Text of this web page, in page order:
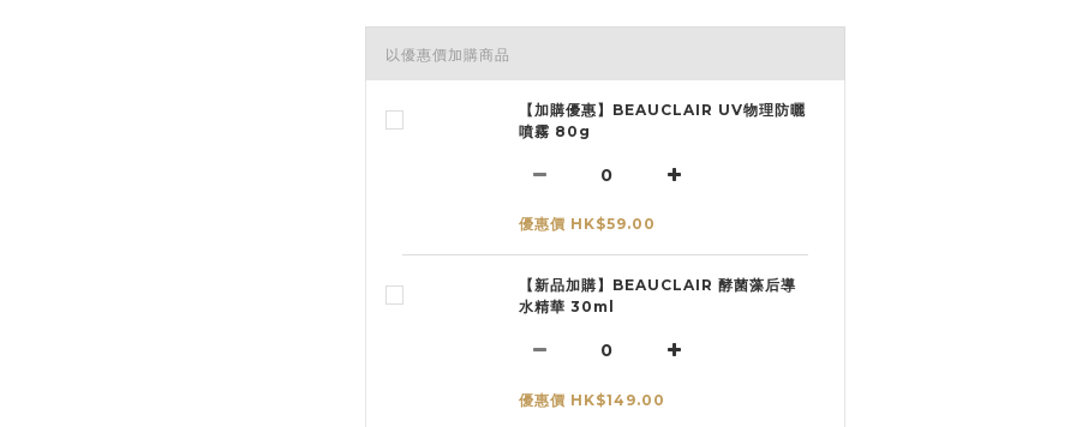
以優惠價加購商品
【加購優惠】BEAUCLAIR UV物理防曬
噴霧 80g
優惠價 HK$59.00
【新品加購】BEAUCLAIR 酵菌藻后導
水精華 30ml
優惠價 HK$149.00